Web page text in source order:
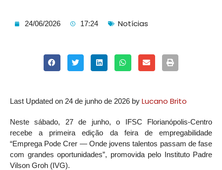
24/06/2026 17:24 Notícias
Last Updated on 24 de junho de 2026 by Lucano Brito
Neste sábado, 27 de junho, o IFSC Florianópolis-Centro
recebe a primeira edição da feira de empregabilidade
“Emprega Pode Crer — Onde jovens talentos passam de fase
com grandes oportunidades”, promovida pelo Instituto Padre
Vilson Groh (IVG).